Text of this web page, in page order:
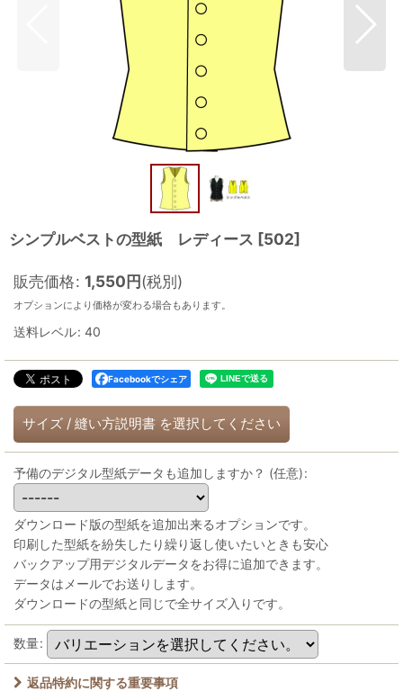
シンプルベストの型紙 レディース [502]
販売価格: 1,550円(税別)
オプションにより価格が変わる場合もあります。
送料レベル: 40
Facebookでシェア
サイズ / 縫い方説明書 を選択してください
予備のデジタル型紙データも追加しますか？ (任意):
ダウンロード版の型紙を追加出来るオプションです。
印刷した型紙を紛失したり繰り返し使いたいときも安心
バックアップ用デジタルデータをお得に追加できます。
データはメールでお送りします。
ダウンロードの型紙と同じで全サイズ入りです。
数量:
返品特約に関する重要事項